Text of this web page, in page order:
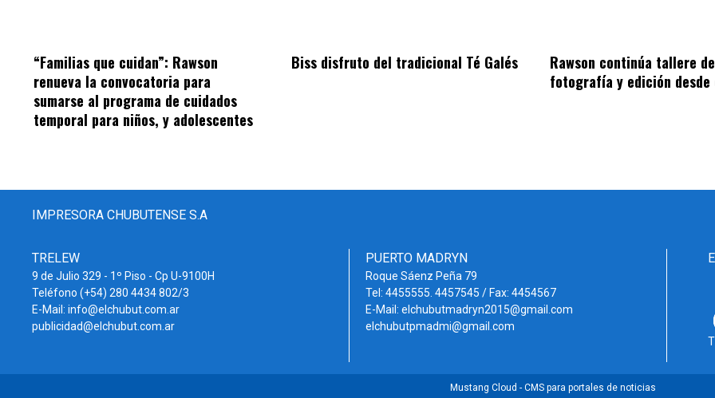
“Familias que cuidan”: Rawson
renueva la convocatoria para
sumarse al programa de cuidados
temporal para niños, y adolescentes
Biss disfruto del tradicional Té Galés
Rawson continúa tallere de
fotografía y edición
IMPRESORA CHUBUTENSE S.A
TRELEW
9 de Julio 329 - 1º Piso - Cp U-9100H
Teléfono (+54) 280 4434 802/3
E-Mail: info@elchubut.com.ar
publicidad@elchubut.com.ar
PUERTO MADRYN
Roque Sáenz Peña 79
Tel: 4455555. 4457545 / Fax: 4454567
E-Mail: elchubutmadryn2015@gmail.com
elchubutpmadmi@gmail.com
Mustang Cloud - CMS para portales de noticias